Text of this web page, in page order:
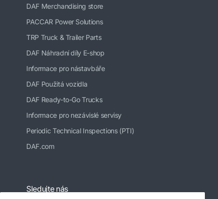
DAF Merchandising store
PACCAR Power Solutions
TRP Truck & Trailer Parts
DAF Náhradní díly E-shop
Informace pro nástavbáře
DAF Použitá vozidla
DAF Ready-to-Go Trucks
Informace pro nezávislé servisy
Periodic Technical Inspections (PTI)
DAF.com
Sledujte nás